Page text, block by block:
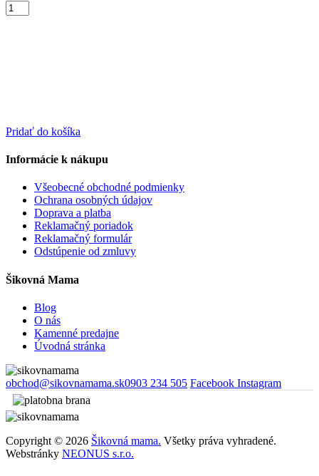
Pridať do košíka
Informácie k nákupu
Všeobecné obchodné podmienky
Ochrana osobných údajov
Doprava a platba
Reklamačný poriadok
Reklamačný formulár
Odstúpenie od zmluvy
Šikovná Mama
Blog
O nás
Kamenné predajne
Úvodná stránka
obchod@sikovnamama.sk0903 234 505 Facebook Instagram
Copyright © 2026 Šikovná mama. Všetky práva vyhradené.
Webstránky NEONUS s.r.o.